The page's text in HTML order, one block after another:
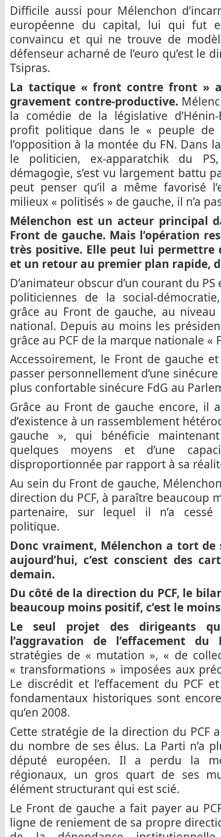
Difficile aussi pour Mélenchon
européenne du capital, lui qui fut
convaincu et qui ne trouve de
défenseur acharné de l’euro qu’est le
Tsipras.
La tactique « front contre front »
gravement contre-productive.
la comédie de la législative
profit politique dans le « peuple
l’opposition à la montée du FN. Dans
le politicien, ex-apparatchik du
démagogie, s’est vu largement battu
peut penser qu’il a même favorisé
milieux « politisés » de gauche, il n’a
Mélenchon est un acteur principal
Front de gauche. Mais l’opération
très positive. Elle peut lui permettre
et un retour au premier plan rapide,
D’animateur obscur d’un courant du
politiciennes de la social-
grâce au Front de gauche, au niveau
national. Depuis au moins les
grâce au PCF de la marque nationale «
Accessoirement, le Front de gauche
passer personnellement d’une
plus confortable sinécure FdG au
Grâce au Front de gauche encore, il
d’existence à un rassemblement
gauche », qui bénéficie
quelques moyens et d’une
disproportionnée par rapport à sa
Au sein du Front de gauche,
direction du PCF, à paraître beaucoup
partenaire, sur lequel il n’a cessé
politique.
Donc vraiment, Mélenchon a tort de
aujourd’hui, c’est conscient des
demain.
Du côté de la direction du PCF, le
beaucoup moins positif, c’est le
Le seul projet des dirigeants
l’aggravation de l’effacement du
stratégies de « mutation », « de
« transformations » imposées aux
Le discrédit et l’effacement du PCF
fondamentaux historiques sont
qu’en 2008.
Cette stratégie de la direction du PCF
du nombre de ses élus. La Parti n’a
député européen. Il a perdu la
régionaux, un gros quart de ses
élément structurant qui est scié.
Le Front de gauche a fait payer au
ligne de reniement de sa propre